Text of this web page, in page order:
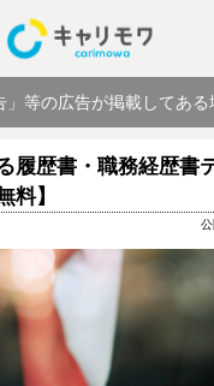
」等の広告が掲載してあ
履歴書・職務経歴書
料】